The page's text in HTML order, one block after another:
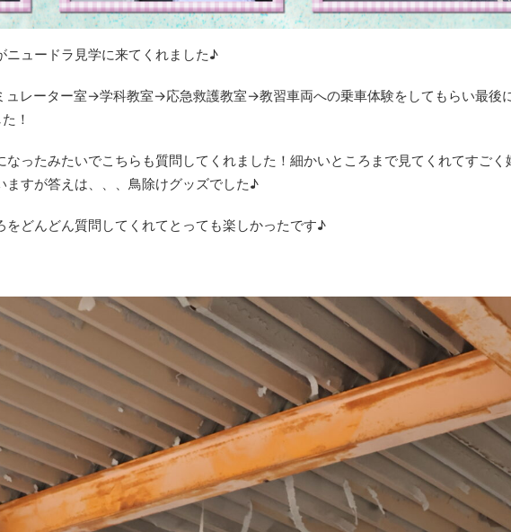
ニュードラ見学に来てくれました♪
レーター室→学科教室→応急救護教室→教習車両への乗車体験をしてもらい最後
！
ったみたいでこちらも質問してくれました！細かいところまで見てくれてすごく
すが答えは、、、鳥除けグッズでした♪
どんどん質問してくれてとっても楽しかったです♪